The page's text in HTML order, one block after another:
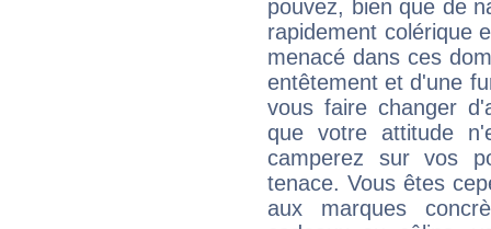
pouvez, bien que de
rapidement colérique
menacé dans ces
entêtement et d'une
vous faire changer
que votre attitude
camperez sur vos
tenace. Vous êtes
aux marques